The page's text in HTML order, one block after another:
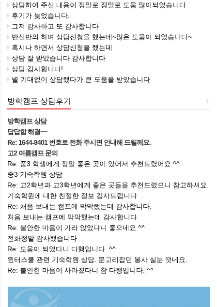
상담하여 주신 내용이 정말로 정말로 도움 많이되었습니다.
후기가 늦었습니다.
그저 감사하고 또 감사합니다
반신반의 하며 상담신청을 했는데~많은 도움이 되었습니다~
혹시나 하면서 상담신청을 했는데
상담 잘 받았습니다 감사합니다
상담 감사합니다!
별 기대없이 상담했다가 큰 도움을 받았습니다
+
방학캠프 상담후기
방학캠프 상담
답답함 해결~~
Re: 1644-8401 번호로 전화 주시면 안내해 드릴께요.
고2 여름캠프 문의
Re: 중3 학생에게 정말 좋은 곳이 있어서 추천드렸어요 ^^
중3 기숙학원 상담
Re: 고2학년과 고3학년에게 좋은 곳들을 추천드렸으니 참고하셔요.
기숙학원에 대한 친절한 정보 감사드립니다
Re: 처음 보내는 캠프에 막막했는데 감사합니다.
처음 보내는 캠프에 막막했는데 감사합니다.
Re: 불안한 마음이 가라 앉았다니 좋으네요 ^^
전화정말 감사했습니다
Re: 도움이 되었다니 다행입니다. ^^
윈터스쿨 관련 기숙학원 상담. 문고리잡던 봉사 실눈 떳네요.
Re: 불안한 마음이 사라졌다니 참 다행입니다. ^^